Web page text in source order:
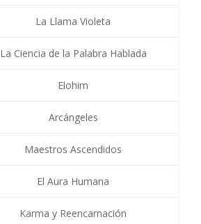
La Llama Violeta
La Ciencia de la Palabra Hablada
Elohim
Arcángeles
Maestros Ascendidos
El Aura Humana
Karma y Reencarnación